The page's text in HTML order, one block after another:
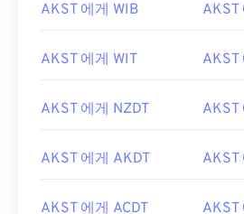
AKST 에게 WIB AKST
AKST 에게 WIT AKST
AKST 에게 NZDT AKST
AKST 에게 AKDT AKST
AKST 에게 ACDT AKST